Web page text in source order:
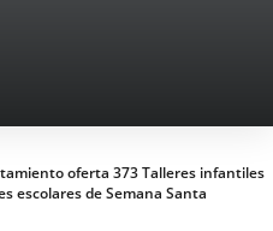
oferta 373 Talleres infantiles
escolares de Semana Santa